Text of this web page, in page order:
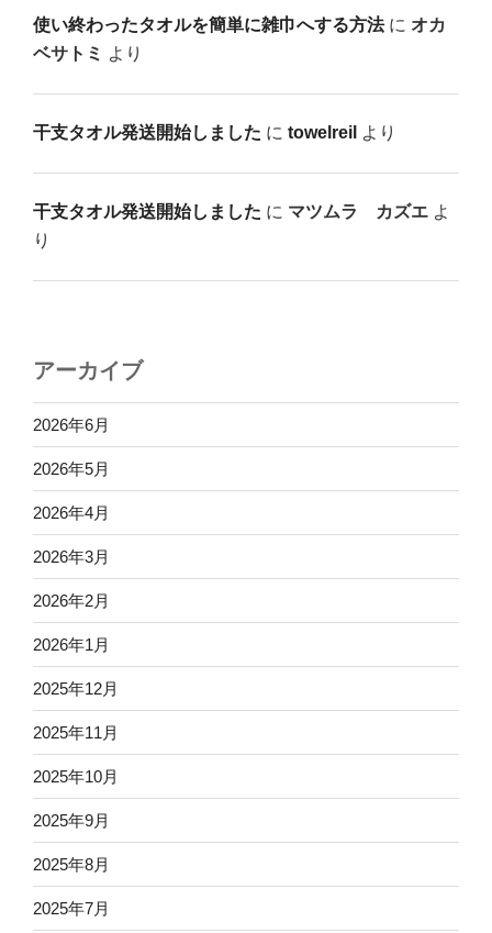
使い終わったタオルを簡単に雑巾へする方法に オカ
ベサトミ より
干支タオル発送開始しました に towelreil より
干支タオル発送開始しました に マツムラ カズエ よ
り
アーカイブ
2026年6月
2026年5月
2026年4月
2026年3月
2026年2月
2026年1月
2025年12月
2025年11月
2025年10月
2025年9月
2025年8月
2025年7月